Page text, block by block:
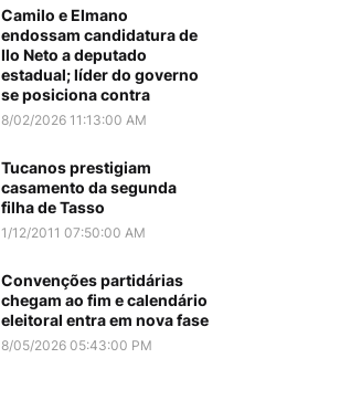
Camilo e Elmano
endossam candidatura de
Ilo Neto a deputado
estadual; líder do governo
se posiciona contra
8/02/2026 11:13:00 AM
Tucanos prestigiam
casamento da segunda
filha de Tasso
1/12/2011 07:50:00 AM
Convenções partidárias
chegam ao fim e calendário
eleitoral entra em nova fase
8/05/2026 05:43:00 PM